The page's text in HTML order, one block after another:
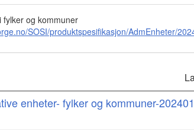
fylker og kommuner
SOSI/produktspesifikasjon/AdmEnheter/
enheter- fylker og kommuner-